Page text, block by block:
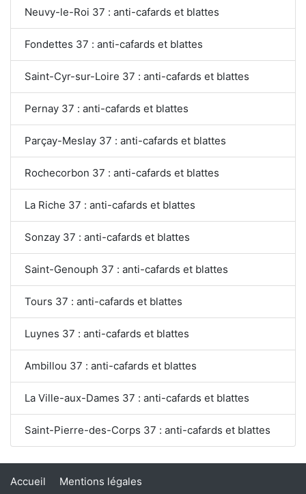
Neuvy-le-Roi 37 : anti-cafards et blattes
Fondettes 37 : anti-cafards et blattes
Saint-Cyr-sur-Loire 37 : anti-cafards et blattes
Pernay 37 : anti-cafards et blattes
Parçay-Meslay 37 : anti-cafards et blattes
Rochecorbon 37 : anti-cafards et blattes
La Riche 37 : anti-cafards et blattes
Sonzay 37 : anti-cafards et blattes
Saint-Genouph 37 : anti-cafards et blattes
Tours 37 : anti-cafards et blattes
Luynes 37 : anti-cafards et blattes
Ambillou 37 : anti-cafards et blattes
La Ville-aux-Dames 37 : anti-cafards et blattes
Saint-Pierre-des-Corps 37 : anti-cafards et blattes
Accueil Mentions légales